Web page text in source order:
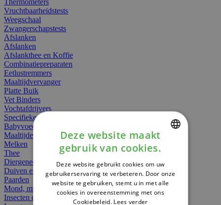
Vruchtbaarheidstests
Weegschaal
Zwangerschapstests
Afslanken
Afslanken
Afslankthee en Koffie
Combinatiepreparaten
Eetlustremmers
Maaltijdvervanger
Platte Buik
Vet Binders
Vochtafdrijvers
Specifieke Voeding
Babyvoeding
Maaltijden
Melken
Thee
Diergeneesmiddelen
Duiven en vogels
Paarden
Mond, muil of snavel
Insecten dieren
DUTCH
FRENCH
ENGLISH
Deze website maakt
gebruik van cookies.
Deze website gebruikt cookies om uw
gebruikerservaring te verbeteren. Door onze
website te gebruiken, stemt u in met alle
cookies in overeenstemming met ons
Cookiebeleid. Lees verder